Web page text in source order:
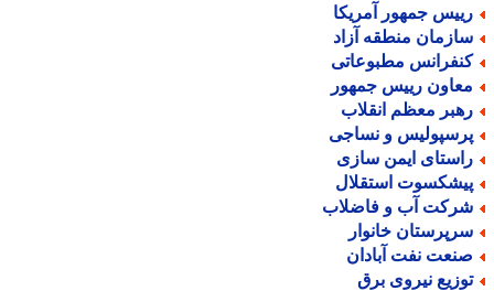
جمهور آمریکا
منطقه آزاد
مطبوعاتی
رییس جمهور
معظم انقلاب
و نساجی
ایمن سازی
استقلال
آب و فاضلاب
خانوار
نفت آبادان
نیروی برق